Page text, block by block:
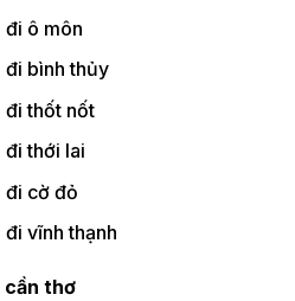
đi ô môn
đi bình thủy
đi thốt nốt
đi thới lai
đi cờ đỏ
vĩnh thạnh
cần thơ